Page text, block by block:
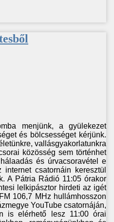
menjünk, a gyülekezet
és bölcsességet kérjünk.
vallásgyakorlatunkra
közösség sem történhet
és úrvacsoravétel e
csatornáin keresztül
A Pátria Rádió 11:05 órakor
lelkipásztor hirdeti az igét
106,7 MHz hullámhosszon
YouTube csatornáján,
is elérhető lesz 11:00 órai